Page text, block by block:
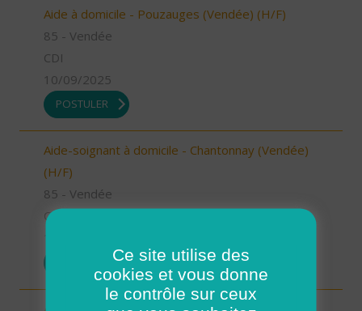
Aide à domicile - Pouzauges (Vendée) (H/F)
85 - Vendée
CDI
10/09/2025
POSTULER
Aide-soignant à domicile - Chantonnay (Vendée)
(H/F)
85 - Vendée
CDI
Ce site utilise des
cookies et vous donne
le contrôle sur ceux